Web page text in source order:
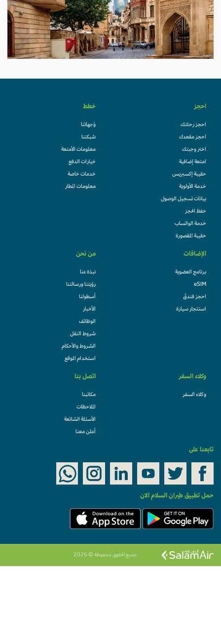
احجز
احجز رحلتك
احجز مقعدك
اختر وجبتك
امتعة إضافية
حقيبة إكسبريس
خدمة الأولوية
بيانات تسجيل الوصول
حفظ الحجز
خدمة الواتساب
حقيبة المقصورة
خطط
وُجهاتنا
شبكتنا
معلومات الأمتعة
خيارات الدفع
خدمات خاصة
معلومات المطار
الإضافات
برنامج العضوية
eSIM
احجز فندقً
استئجار سيارة
من نحن
نبذة عنا
رؤيتنا ورسالتنا
أسطولنا
الأخبار
الوظائف
شروط النقل
الشروط والأحكام
استخدام الموقع
وكلاء السفر
وكلاء السفر
اتصل بنا
مكاتبنا
الملاحظات
الأسئلة الشائعة
أعلن معنا
تابعنا على
حمل تطبيق طيران السلام الان
جميع الحقوق محفوظة © 2026